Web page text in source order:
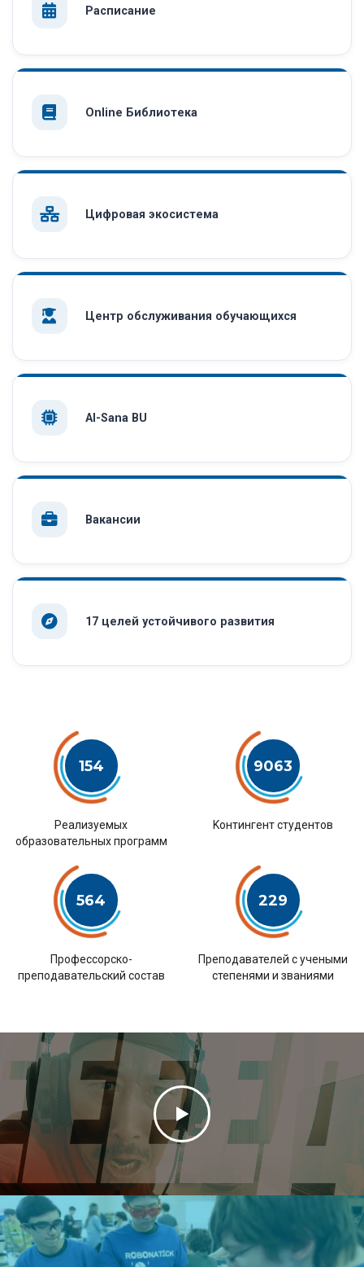
Расписание
Online Библиотека
Цифровая экосистема
Центр обслуживания обучающихся
AI-Sana BU
Вакансии
17 целей устойчивого развития
154
Pеализуемых
образовательных программ
9063
Kонтингент студентов
564
Профессорско-
преподавательский состав
229
Преподавателей с учеными
степенями и званиями